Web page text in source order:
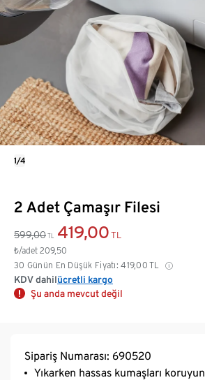
2 Adet Çamaşır Filesi
599,00 TL 419,00 TL
₺/adet 209,50
30 Günün En Düşük Fiyatı: 419,00 TL
KDV dahilücretli kargo
Şu anda mevcut değil
1/4
Sipariş Numarası: 690520
Yıkarken hassas kumaşları koruyun